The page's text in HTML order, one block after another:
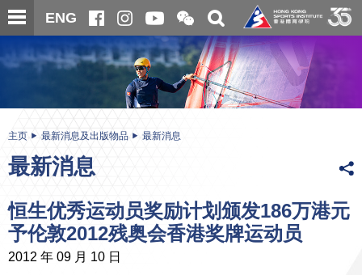
跳
至
内
ENG
开
合
微
信
二
维
码
关
搜
寻
内
主页 最新消息及出版物品 最新消息
最新消息
恒生优秀运动员奖励计划颁发186万港元
予伦敦2012残奥会香港奖牌运动员
2012 年 09 月 10 日